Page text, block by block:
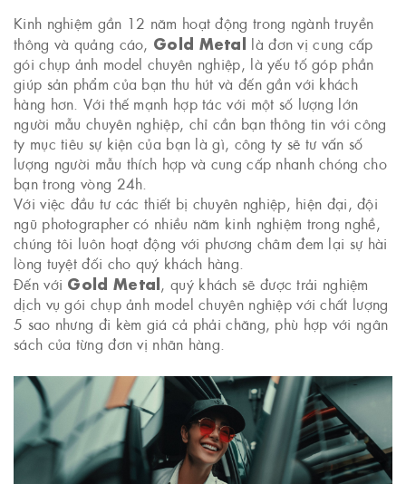
Kinh nghiệm gần 12 năm hoạt động trong ngành truyền
thông và quảng cáo, Gold Metal là đơn vị cung cấp
gói chụp ảnh model chuyên nghiệp, là yếu tố góp phần
giúp sản phẩm của bạn thu hút và đến gần với khách
hàng hơn. Với thế mạnh hợp tác với một số lượng lớn
người mẫu chuyên nghiệp, chỉ cần bạn thông tin với công
ty mục tiêu sự kiện của bạn là gì, công ty sẽ tư vấn số
lượng người mẫu thích hợp và cung cấp nhanh chóng cho
bạn trong vòng 24h.
Với việc đầu tư các thiết bị chuyên nghiệp, hiện đại, đội
ngũ photographer có nhiều năm kinh nghiệm trong nghề,
chúng tôi luôn hoạt động với phương châm đem lại sự hài
lòng tuyệt đối cho quý khách hàng.
Đến với Gold Metal, quý khách sẽ được trải nghiệm
dịch vụ gói chụp ảnh model chuyên nghiệp với chất lượng
5 sao nhưng đi kèm giá cả phải chăng, phù hợp với ngân
sách của từng đơn vị nhãn hàng.